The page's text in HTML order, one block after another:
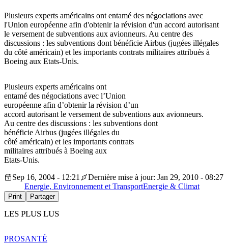
Plusieurs experts américains ont entamé des négociations avec
l'Union européenne afin d'obtenir la révision d'un accord autorisant
le versement de subventions aux avionneurs. Au centre des
discussions : les subventions dont bénéficie Airbus (jugées illégales
du côté américain) et les importants contrats militaires attribués à
Boeing aux Etats-Unis.
Plusieurs experts américains ont
entamé des négociations avec l’Union
européenne afin d’obtenir la révision d’un
accord autorisant le versement de subventions aux avionneurs.
Au centre des discussions : les subventions dont
bénéficie Airbus (jugées illégales du
côté américain) et les importants contrats
militaires attribués à Boeing aux
Etats-Unis.
Sep 16, 2004 - 12:21
Dernière mise à jour: Jan 29, 2010 - 08:27
Energie, Environnement et TransportEnergie & Climat
Print Partager
LES PLUS LUS
PROSANTÉ